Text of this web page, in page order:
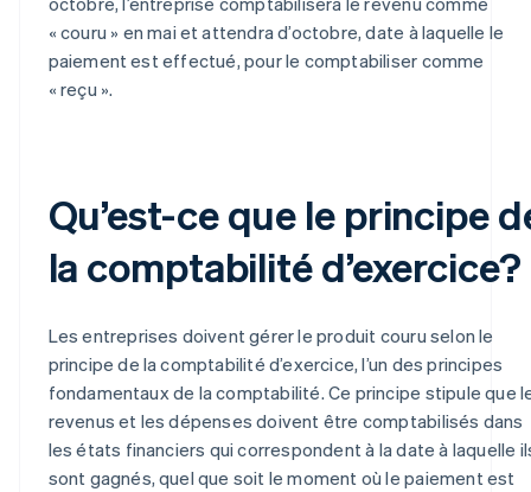
« couru » en mai et attendra d’octobre, date à laquelle le
paiement est effectué, pour le comptabiliser comme
« reçu ».
Qu’est-ce que le principe
la comptabilité d’exercice?
Les entreprises doivent gérer le produit couru selon le
principe de la comptabilité d’exercice, l’un des principes
fondamentaux de la comptabilité. Ce principe stipule que
revenus et les dépenses doivent être comptabilisés dans
les états financiers qui correspondent à la date à laquelle
sont gagnés, quel que soit le moment où le paiement est